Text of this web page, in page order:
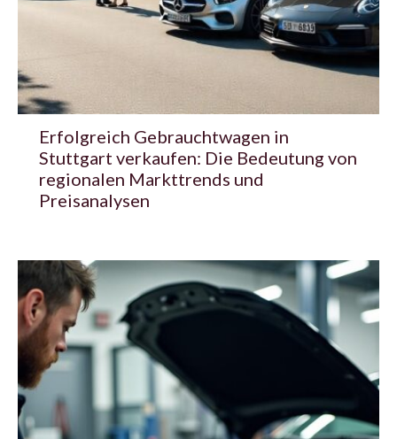
Erfolgreich Gebrauchtwagen in
Stuttgart verkaufen: Die Bedeutung von
regionalen Markttrends und
Preisanalysen